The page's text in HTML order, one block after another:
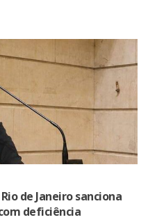
de Janeiro sanciona
deficiência